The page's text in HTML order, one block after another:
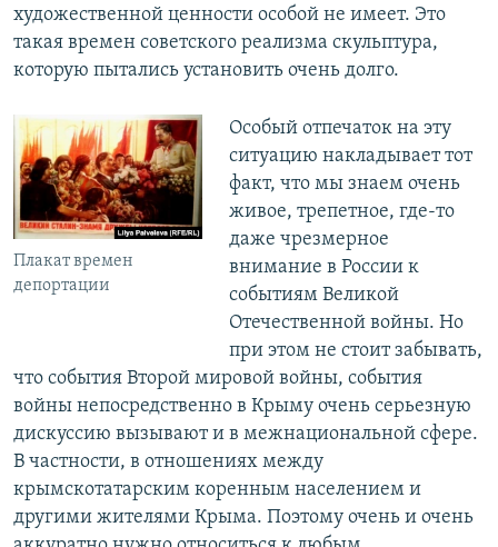
художественной ценности особой не имеет. Это
такая времен советского реализма скульптура,
которую пытались установить очень долго.
Плакат времен
депортации
Особый отпечаток на эту
ситуацию накладывает тот
факт, что мы знаем очень
живое, трепетное, где-то
даже чрезмерное
внимание в России к
событиям Великой
Отечественной войны. Но
при этом не стоит забывать,
что события Второй мировой войны, события
войны непосредственно в Крыму очень серьезную
дискуссию вызывают и в межнациональной сфере.
В частности, в отношениях между
крымскотатарским коренным населением и
другими жителями Крыма. Поэтому очень и очень